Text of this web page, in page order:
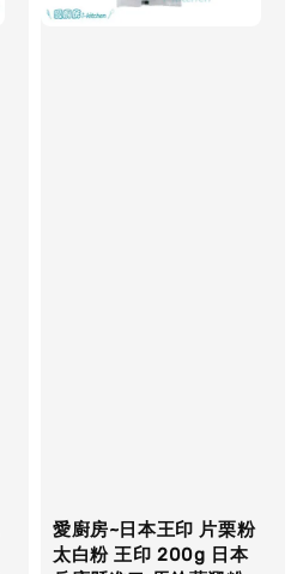
愛廚房~日本王印 片栗粉
太白粉 王印 200g 日本